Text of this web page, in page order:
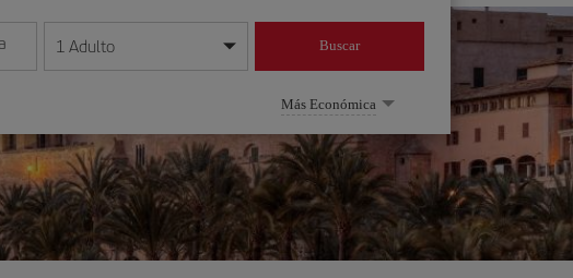
en formato día/mes/año
1 Adulto Buscar
Más Económica